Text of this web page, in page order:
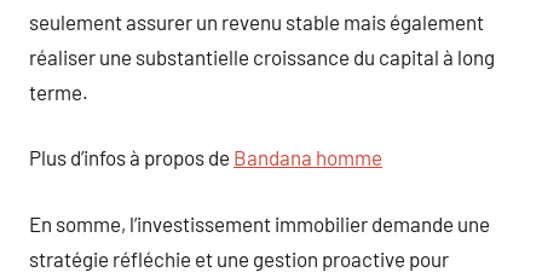
seulement assurer un revenu stable mais également
réaliser une substantielle croissance du capital à long
terme.
Plus d’infos à propos de Bandana homme
En somme, l’investissement immobilier demande une
stratégie réfléchie et une gestion proactive pour